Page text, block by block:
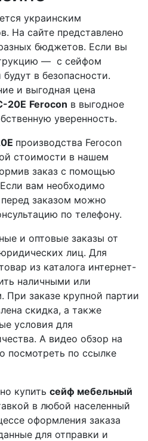
украинским
На сайте представлено
бюджетов. Если вы
— с сейфом
в безопасности.
и выгодная цена
20Е Ferocon в выгодное
уверенность.
производства Ferocon
стоимости в нашем
заказ с помощью
вам необходимо
заказом можно
по телефону.
и оптовые заказы от
лиц. Для
из каталога интернет-
наличными или
При заказе крупной партии
скидка, а также
условия для
А видео обзор на
посмотреть по ссылке
купить сейф мебельный
в любой населенный
оформления заказа
для отправки и